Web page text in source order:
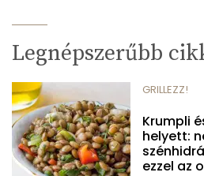
Legnépszerűbb
GRILLEZZ!
Krumpli
helyett:
ezzel az